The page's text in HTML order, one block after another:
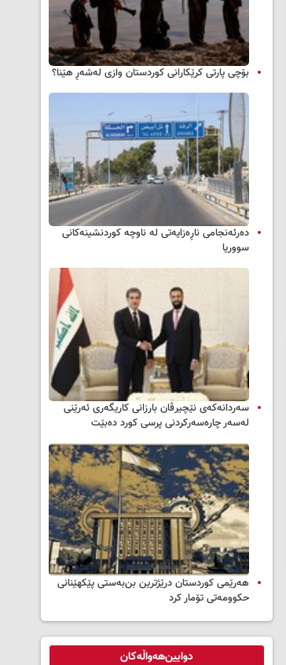
بۆچی پارتی کرێکارانی کوردستان وازی لەشەڕ هێنا؟
دەرئەنجامی ناڕەزایەتی لە ناوچە کوردنشینەکانی
سووریا
سه‌ردانه‌کەی نێچیرڤان بارزانی كاریگه‌ری ئه‌رێنی
له‌سه‌ر چاره‌سه‌ركردنی پرسی كورد ده‌بێت
هەرێمی کوردستان درێژترین بن‌بەستی پێکهێنانی
حکوومەتی تۆمار کرد
دوایین‌هەواڵەکان